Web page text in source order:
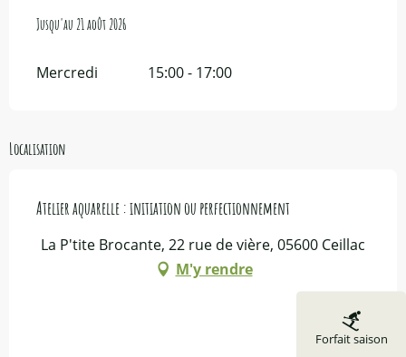
Forfait saison
Du7 juillet 2026 au21 août 2026
Jusqu'au 21 août 2026
Mercredi 15:00 - 17:00
Localisation
Atelier aquarelle : initiation ou perfectionnement
La P'tite Brocante, 22 rue de vière, 05600 Ceillac
M'y rendre